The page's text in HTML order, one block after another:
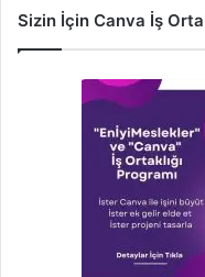
Sizin İçin Canva İş